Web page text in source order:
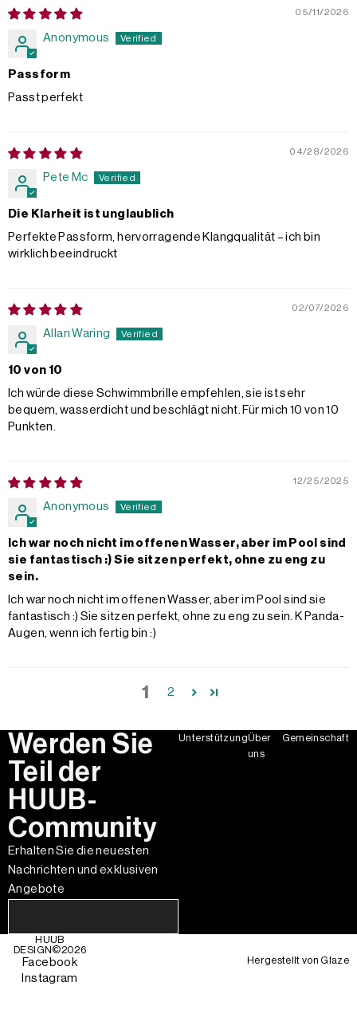
05/11/2026
Anonymous
Passform
Passt perfekt
04/28/2026
Pete Mc
Die Klarheit ist unglaublich
Perfekte Passform, hervorragende Klangqualität – ich bin
wirklich beeindruckt
02/07/2026
Allan Waring
10 von 10
Ich würde diese Schwimmbrille empfehlen, sie ist sehr
bequem, wasserdicht und beschlägt nicht. Für mich 10 von 10
Punkten.
12/25/2025
Anonymous
Ich war noch nicht im offenen Wasser, aber im Pool sind
sie fantastisch :) Sie sitzen perfekt, ohne zu eng zu
sein.
Ich war noch nicht im offenen Wasser, aber im Pool sind sie
fantastisch :) Sie sitzen perfekt, ohne zu eng zu sein. K Panda-
Augen, wenn ich fertig bin :)
1 2
Werden Sie
Teil der
HUUB-
Community
Erhalten Sie die neuesten
Nachrichten und exklusiven
Angebote
UnterstützungÜber
uns
Gemeinschaft
HUUB
DESIGN©2026
Facebook
Instagram
Hergestellt vonGlaze